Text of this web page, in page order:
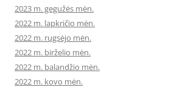
2023 m. gegužės mėn.
2022 m. lapkričio mėn.
2022 m. rugsėjo mėn.
2022 m. birželio mėn.
2022 m. balandžio mėn.
2022 m. kovo mėn.